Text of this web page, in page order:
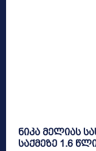
ნიკა მელიას
საქმეზე 1.6